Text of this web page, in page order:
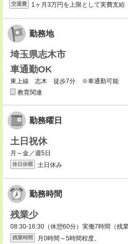
交通費 1ヶ月3万円を上限として実費支給
勤務地
埼玉県志木市
車通勤OK
東上線 志木 徒歩7分 ※車通勤可能
教育関連
勤務曜日
土日祝休
月～金／週5日
休日休暇 土日休み
勤務時間
残業少
08:30-16:30（休憩60分）実働7時間（残業
残業時間
月0時間～5時間程度。